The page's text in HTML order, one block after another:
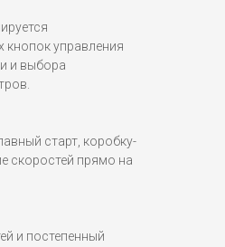
управления
и выбора
старт, коробку-
скоростей прямо на
и постепенный